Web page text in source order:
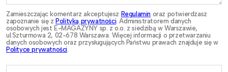
Zamieszczając komentarz akceptujesz Regulamin oraz potwierdzasz
zapoznanie się z Polityką prywatności. Administratorem danych
osobowych jest E-MAGAZYNY sp. z o.o. z siedzibą w Warszawie,
ul.Szturmowa 2, 02-678 Warszawa. Więcej informacji o przetwarzaniu
danych osobowych oraz przysługujących Państwu prawach znajduje się w
Polityce prywatności.